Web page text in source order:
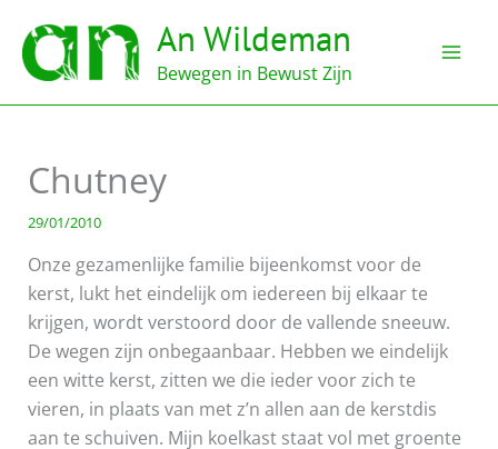
naar
inhoud
An Wildeman
Bewegen in Bewust Zijn
Chutney
29/01/2010
Onze gezamenlijke familie bijeenkomst voor de
kerst, lukt het eindelijk om iedereen bij elkaar te
krijgen, wordt verstoord door de vallende sneeuw.
De wegen zijn onbegaanbaar. Hebben we eindelijk
een witte kerst, zitten we die ieder voor zich te
vieren, in plaats van met z’n allen aan de kerstdis
aan te schuiven. Mijn koelkast staat vol met groente